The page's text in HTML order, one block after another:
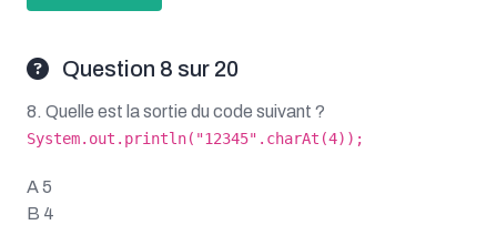
Question 8 sur 20
8. Quelle est la sortie du code suivant ?
System.out.println("12345".charAt(4));
A 5
B 4